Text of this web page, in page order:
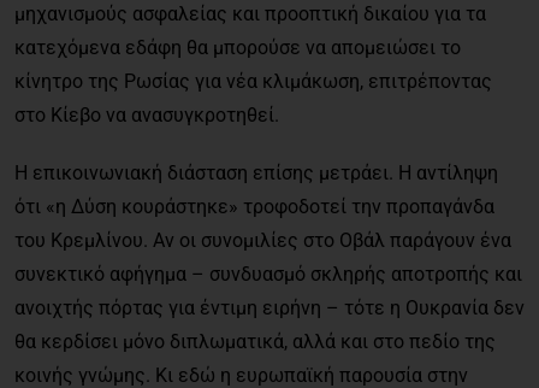
μηχανισμούς ασφαλείας και προοπτική δικαίου για τα
κατεχόμενα εδάφη θα μπορούσε να απομειώσει το
κίνητρο της Ρωσίας για νέα κλιμάκωση, επιτρέποντας
στο Κίεβο να ανασυγκροτηθεί.
Η επικοινωνιακή διάσταση επίσης μετράει. Η αντίληψη
ότι «η Δύση κουράστηκε» τροφοδοτεί την προπαγάνδα
του Κρεμλίνου. Αν οι συνομιλίες στο Οβάλ παράγουν ένα
συνεκτικό αφήγημα – συνδυασμό σκληρής αποτροπής και
ανοιχτής πόρτας για έντιμη ειρήνη – τότε η Ουκρανία δεν
θα κερδίσει μόνο διπλωματικά, αλλά και στο πεδίο της
κοινής γνώμης. Κι εδώ η ευρωπαϊκή παρουσία στην